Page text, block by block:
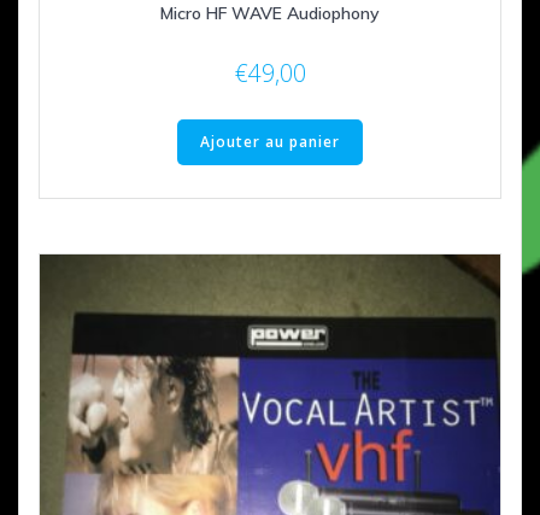
Micro HF WAVE Audiophony
€49,00
Ajouter au panier